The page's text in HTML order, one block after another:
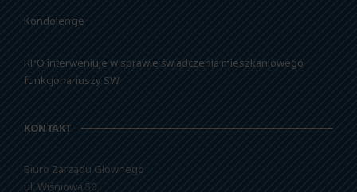
Kondolencje
RPO interweniuje w sprawie świadczenia mieszkaniowego
funkcjonariuszy SW
KONTAKT
Biuro Zarządu Głównego
ul. Wiśniowa 50